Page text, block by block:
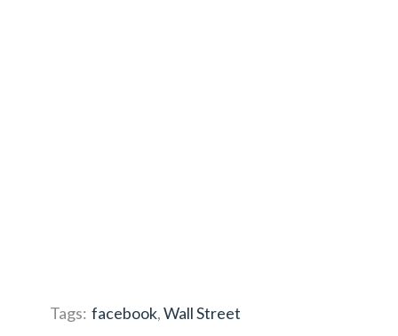
Tags: facebook,Wall Street